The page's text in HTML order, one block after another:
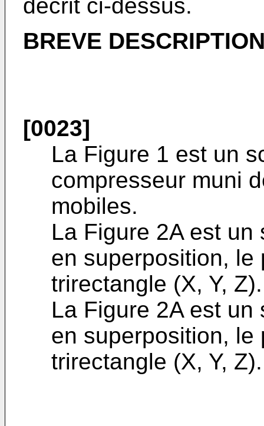
décrit ci-dessus.
BREVE
[0023]
La Figure 1 est un
compresseur muni
mobiles.
La Figure 2A est
en superposition, le
trirectangle (X, Y, Z).
La Figure 2A est
en superposition, le
trirectangle (X, Y, Z).